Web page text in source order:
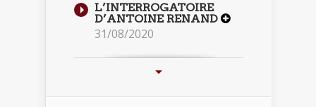
L’INTERROGATOIRE
D’ANTOINE RENAND
31/08/2020